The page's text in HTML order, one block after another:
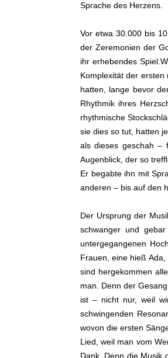
Sprache des Herzens.
Vor etwa 30.000 bis
der Zeremonien der
ihr erhebendes
Komplexität der ersten
hatten, lange bevor
Rhythmik ihres
rhythmische
sie dies so tut, hatten
als dieses geschah –
Augenblick, der so
Er begabte ihn mit
anderen – bis auf den
Der Ursprung der
schwanger und
untergegangenen
Frauen, eine hieß
sind hergekommen
man. Denn der
ist – nicht nur, weil
schwingenden
wovon die ersten
Lied, weil man vom
Dank. Denn die Musik